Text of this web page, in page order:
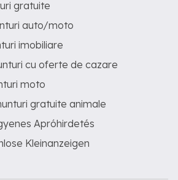
gratuite
auto/moto
imobiliare
cu oferte de cazare
moto
gratuite animale
Apróhirdetés
Kleinanzeigen